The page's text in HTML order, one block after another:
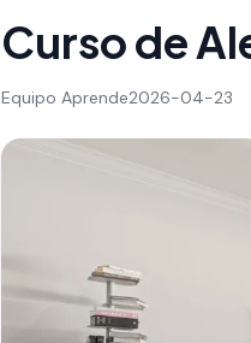
Curso de
Equipo Aprende2026-04-23